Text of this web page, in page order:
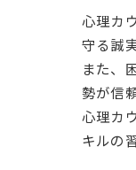
心理カ
守る誠
また、
勢が信
心理カ
キルの